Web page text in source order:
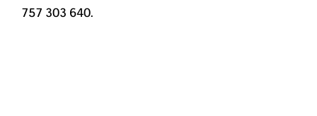
757 303 640.